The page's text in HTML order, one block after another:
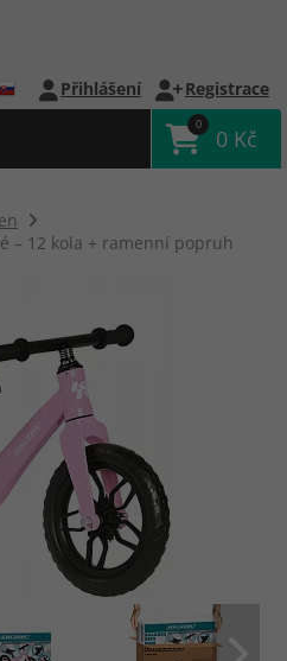
Přihlášení Registrace
0
0 Kč
– 12 kola + ramenní popruh